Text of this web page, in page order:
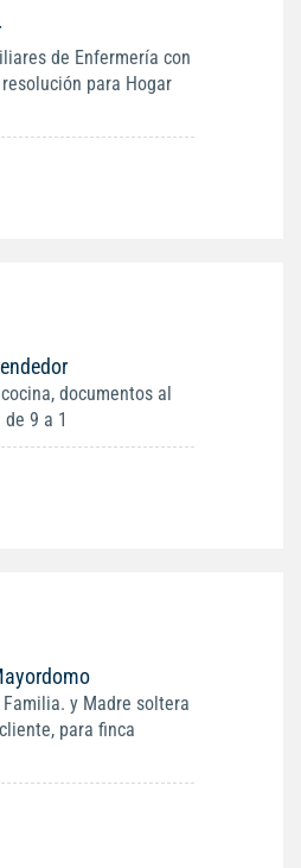
de Enfermería con
para Hogar
documentos al
9 a 1
y Madre soltera
para finca